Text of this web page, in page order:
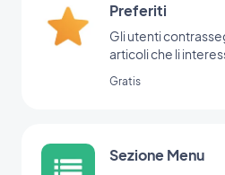
Preferiti
Gli utenti
articoli che li
Gratis
Sezione Menu